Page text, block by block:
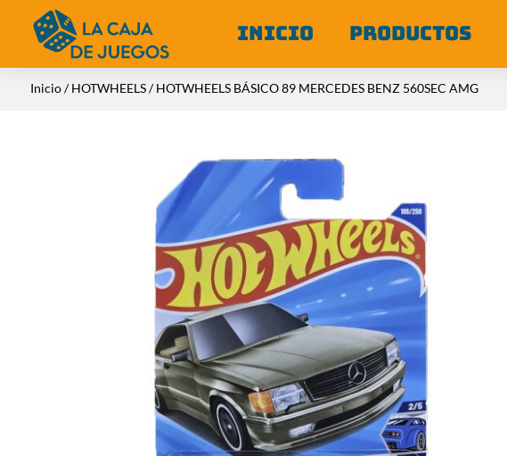
INICIO PRODUCTOS
Inicio/HOTWHEELS/ HOTWHEELS BÁSICO 89 MERCEDES BENZ 560SEC AMG